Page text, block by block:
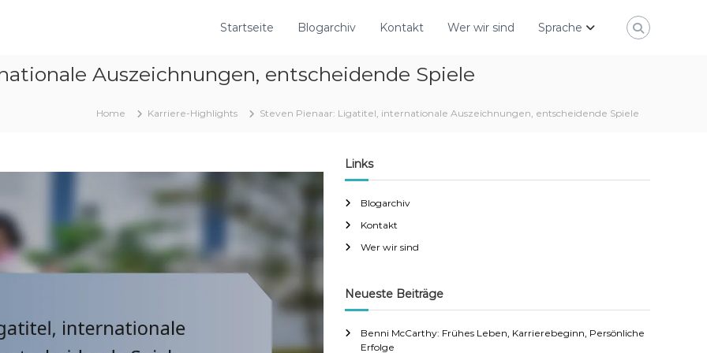
Startseite Blogarchiv Kontakt Wer wir sind Sprache
Auszeichnungen, entscheidende Spiele
Home Karriere-Highlights Steven Pienaar: Ligatitel, internationale Auszeichnungen, entscheidende Spiele
Links
Blogarchiv
Kontakt
Wer wir sind
Neueste Beiträge
Benni McCarthy: Frühes Leben, Karrierebeginn, Persönliche
Erfolge